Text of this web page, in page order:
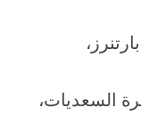
السعديات،